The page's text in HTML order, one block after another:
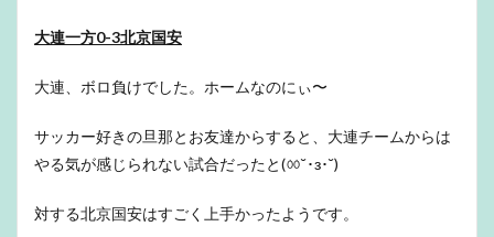
大連一方0-3北京国安
大連、ボロ負けでした。ホームなのにぃ〜
サッカー好きの旦那とお友達からすると、大連チームからは
やる気が感じられない試合だったと(ㆀ˘･з･˘)
対する北京国安はすごく上手かったようです。